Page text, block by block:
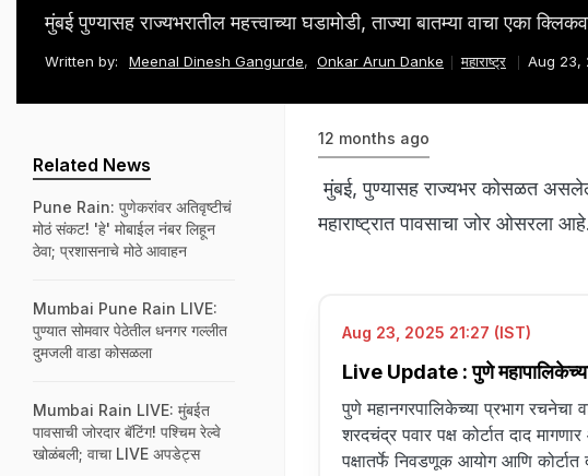
मुंबई पुण्यासह राज्यभरातील महत्त्वाच्या घडामोडी, ताज्या बातम्या वाचा एका
Written by: Meenal Dinesh Gangurde, Onkar Arun Danke महाराष्ट्र Aug 23,
12 months ago
मुंबई, पुण्यासह राज्यभर कोसळत
महाराष्ट्रात पावसाचा जोर ओसरला आहे.
Aug 23, 2025 21:27 (IST)
Live Update : पुणे महापालिकेच्या
पुणे महानगरपालिकेच्या प्रभाग रचनेचा
शरदचंद्र पवार पक्ष कोर्टात दाद
पक्षातर्फे निवडणूक आयोग आणि कोर्टात
Related News
Pune Rain: पुणेकरांवर अतिवृष्टीचं
मोठं संकट! 'हे' मोबाईल नंबर लिहून
ठेवा; प्रशासनाचे मोठे आवाहन
Mumbai Pune Rain LIVE:
पुण्यात सोमवार पेठेतील धनगर गल्लीत
दुमजली वाडा कोसळला
Mumbai Rain LIVE: मुंबईत
पावसाची जोरदार बॅटिंग! पश्चिम रेल्वे
खोळंबली; वाचा LIVE अपडेट्स